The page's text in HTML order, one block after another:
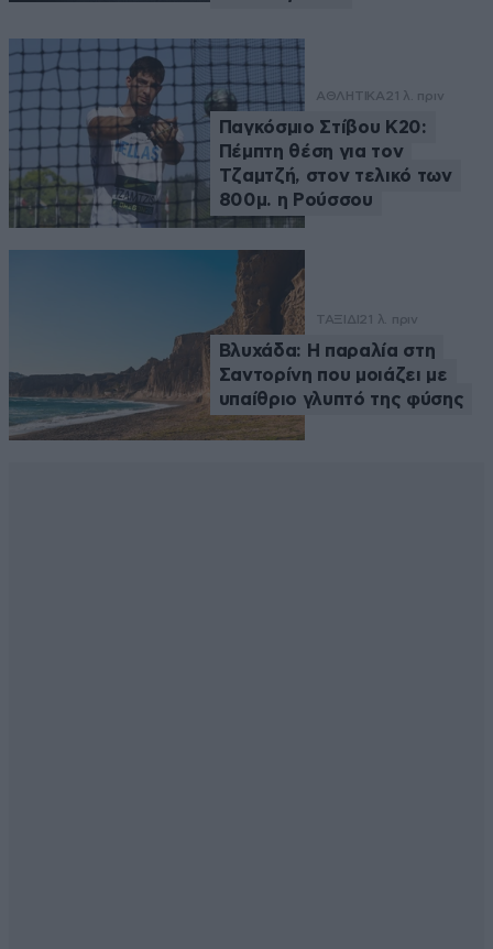
ΑΘΛΗΤΙΚΑ 21 λ. πριν
Παγκόσμιο Στίβου Κ20:
Πέμπτη θέση για τον
Τζαμτζή, στον τελικό των
800μ. η Ρούσσου
ΤΑΞΙΔΙ21 λ. πριν
Βλυχάδα: Η παραλία στη
Σαντορίνη που μοιάζει με
υπαίθριο γλυπτό της φύσης